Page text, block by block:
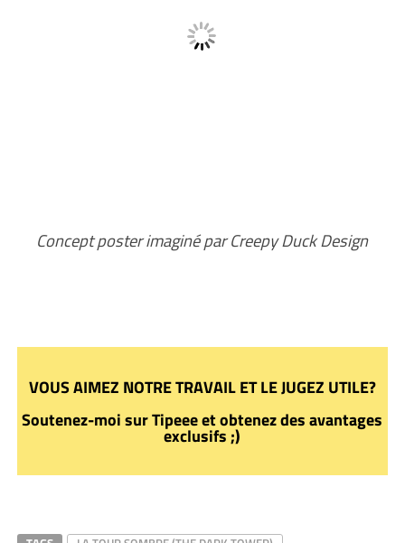
Concept poster imaginé par Creepy Duck Design
VOUS AIMEZ NOTRE TRAVAIL ET LE JUGEZ UTILE?
Soutenez-moi sur Tipeee et obtenez des avantages
exclusifs ;)